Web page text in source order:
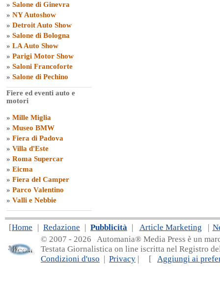
» Salone di Ginevra
» NY Autoshow
» Detroit Auto Show
» Salone di Bologna
» LA Auto Show
» Parigi Motor Show
» Saloni Francoforte
» Salone di Pechino
Fiere ed eventi auto e
motori
» Mille Miglia
» Museo BMW
» Fiera di Padova
» Villa d'Este
» Roma Supercar
» Eicma
» Fiera del Camper
» Parco Valentino
» Valli e Nebbie
[Home | Redazione | Pubblicità | Article Marketing |
© 2007 - 2026 Automania® Media Press è un
Testata Giornalistica on line iscritta nel Registro
Condizioni d'uso | Privacy | [ Aggiungi ai